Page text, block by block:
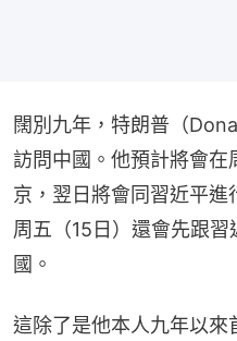
闊別九年，特朗普（
訪問中國。他預計將會在
京，翌日將會同習近平進
周五（15日）還會先跟
國。
這除了是他本人九年以來